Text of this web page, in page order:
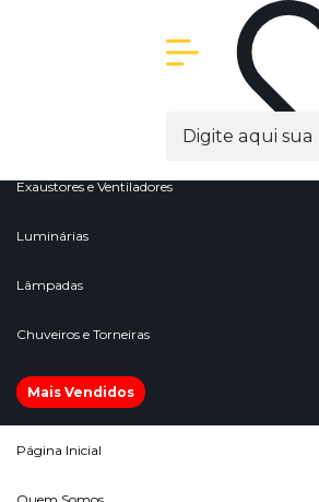
Exaustores e Ventiladores
Luminárias
Lâmpadas
Chuveiros e Torneiras
Mais Vendidos
Página Inicial